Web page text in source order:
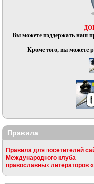
Вы можете поддержать наш
Кроме того, вы можете
Правила
Правила для посетителей
Международного клуба
православных литераторов